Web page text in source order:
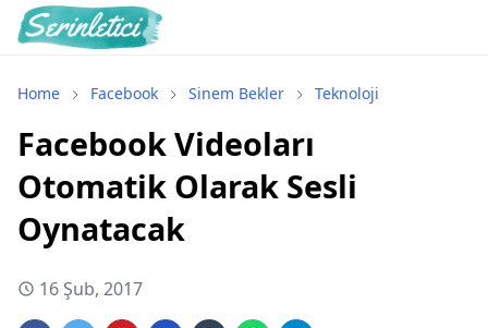
Home Facebook Sinem Bekler Teknoloji
Facebook Videoları
Otomatik Olarak Sesli
Oynatacak
16 Şub, 2017